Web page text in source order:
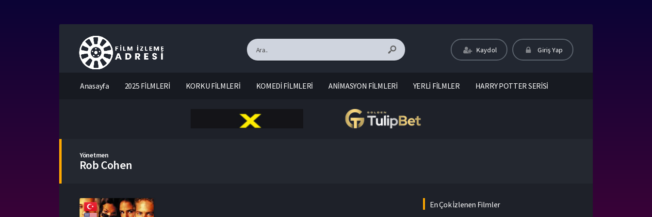
Kaydol Giriş Yap
Anasayfa 2025 FİLMLERİ KORKU FİLMLERİ KOMEDİ FİLMLERİ ANİMASYON FİLMLERİ YERLİ FİLMLER HARRY POTTER SERİSİ
Yönetmen
Rob Cohen
En Çok İzlenen Filmler